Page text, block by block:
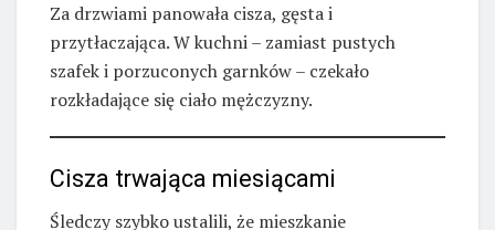
Za drzwiami panowała cisza, gęsta i
przytłaczająca. W kuchni – zamiast pustych
szafek i porzuconych garnków – czekało
rozkładające się ciało mężczyzny.
Cisza trwająca miesiącami
Śledczy szybko ustalili, że mieszkanie